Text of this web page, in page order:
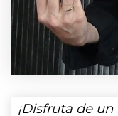
¡Disfruta de un